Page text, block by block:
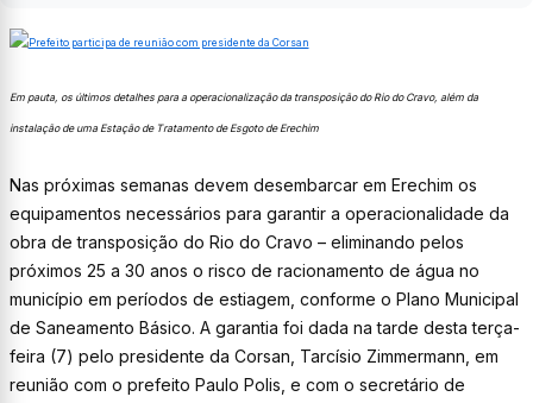
Em pauta, os últimos detalhes para a operacionalização da transposição do Rio do Cravo, além da
instalação de uma Estação de Tratamento de Esgoto de Erechim
Nas próximas semanas devem desembarcar em Erechim os
equipamentos necessários para garantir a operacionalidade da
obra de transposição do Rio do Cravo – eliminando pelos
próximos 25 a 30 anos o risco de racionamento de água no
município em períodos de estiagem, conforme o Plano Municipal
de Saneamento Básico. A garantia foi dada na tarde desta terça-
feira (7) pelo presidente da Corsan, Tarcísio Zimmermann, em
reunião com o prefeito Paulo Polis, e com o secretário de